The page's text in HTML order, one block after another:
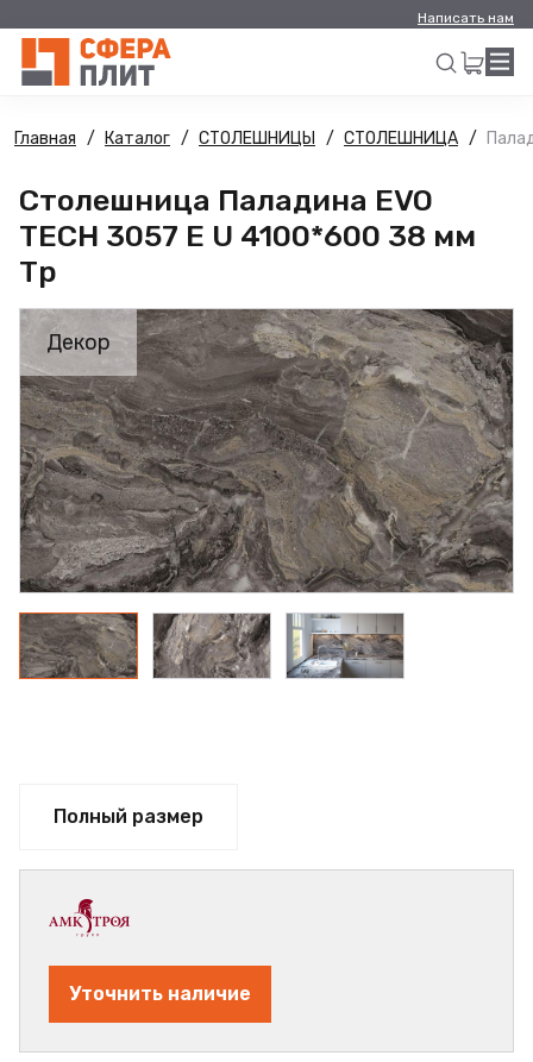
Написать нам
Искать
Главная Каталог СТОЛЕШНИЦЫ СТОЛЕШНИЦА
Столешница Паладина EVO
TECH 3057 E U 4100*600 38 мм
Тр
Декор
Полный размер
Уточнить наличие